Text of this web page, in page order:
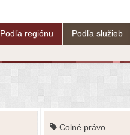
Podľa regiónu Podľa služieb
Colné právo